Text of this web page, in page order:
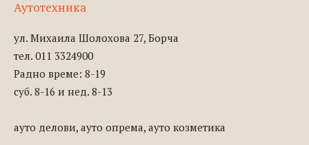
Аутотехника
ул. Михаила Шолохова 27, Борча
тел. 011 3324900
Радно време: 8-19
суб. 8-16 и нед. 8-13
ауто делови, ауто опрема, ауто козметика